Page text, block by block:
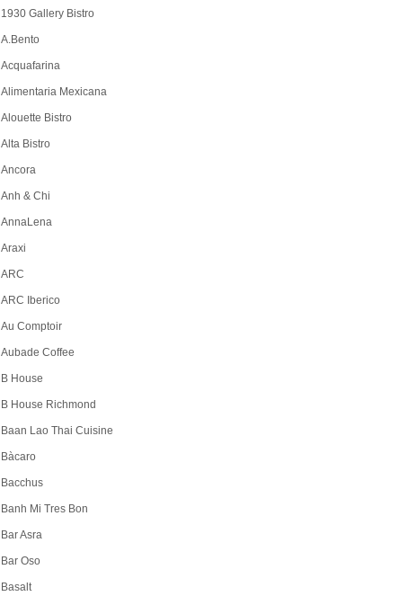
1930 Gallery Bistro
A.Bento
Acquafarina
Alimentaria Mexicana
Alouette Bistro
Alta Bistro
Ancora
Anh & Chi
AnnaLena
Araxi
ARC
ARC Iberico
Au Comptoir
Aubade Coffee
B House
B House Richmond
Baan Lao Thai Cuisine
Bàcaro
Bacchus
Banh Mi Tres Bon
Bar Asra
Bar Oso
Basalt